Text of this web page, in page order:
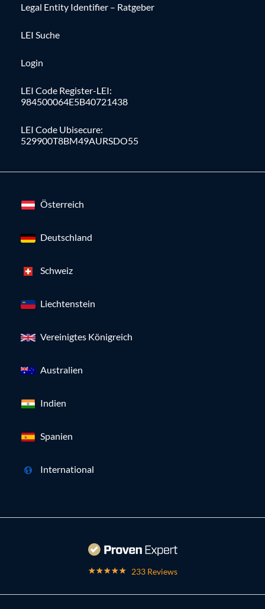
Legal Entity Identifier – Ratgeber
LEI Suche
Login
LEI Code Register-LEI:
984500064E5B40721438
LEI Code Ubisecure:
529900T8BM49AURSDO55
Österreich
Deutschland
Schweiz
Liechtenstein
Vereinigtes Königreich
Australien
Indien
Spanien
International
233 Reviews